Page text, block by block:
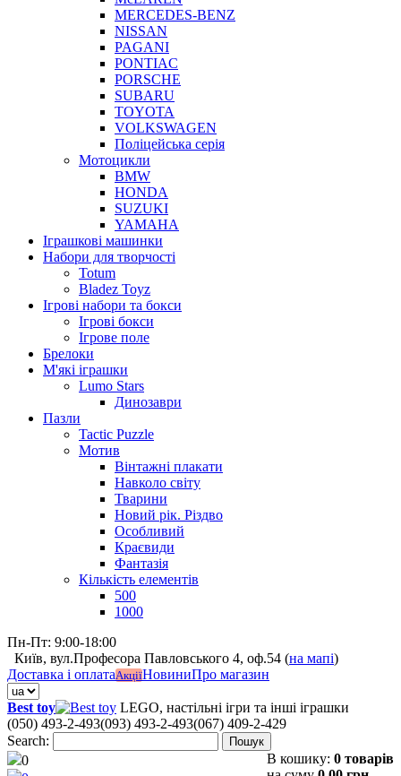
MERCEDES-BENZ
NISSAN
PAGANI
PONTIAC
PORSCHE
SUBARU
TOYOTA
VOLKSWAGEN
Поліцейська серія
Мотоцикли
BMW
HONDA
SUZUKI
YAMAHA
Іграшкові машинки
Набори для творчості
Totum
Bladez Toyz
Ігрові набори та бокси
Ігрові бокси
Ігрове поле
Брелоки
М'які іграшки
Lumo Stars
Динозаври
Пазли
Tactic Puzzle
Мотив
Вінтажні плакати
Навколо світу
Тварини
Новий рік. Різдво
Особливий
Краєвиди
Фантазія
Кількість елементів
500
1000
Пн-Пт: 9:00-18:00
Київ, вул.Професора Павловського 4, оф.54 (на мапі)
Доставка і оплатаАкціїНовиниПро магазин
Best toy
LEGO, настільні ігри та інші іграшки
(050) 493-2-493(093) 493-2-493(067) 409-2-429
Search:
Пошук
0 В кошику: 0 товарів